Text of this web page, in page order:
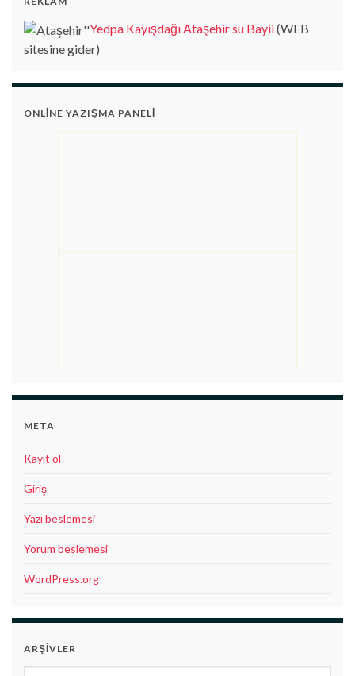
Yedpa Kayışdağı Ataşehir su Bayii(WEB
sitesine gider)
ONLINE YAZIŞMA PANELI
META
Kayıt ol
Giriş
Yazı beslemesi
Yorum beslemesi
WordPress.org
ARŞIVLER